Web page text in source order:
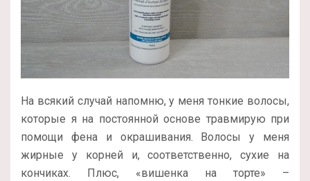
На всякий случай напомню, у меня тонкие волосы,
которые я на постоянной основе травмирую при
помощи фена и окрашивания. Волосы у меня
жирные у корней и, соответственно, сухие на
кончиках. Плюс, «вишенка на торте» –